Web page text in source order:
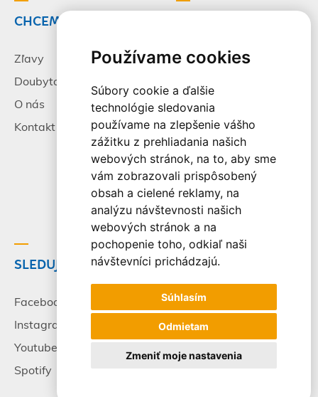
Používame cookies
Súbory cookie a ďalšie
technológie sledovania
používame na zlepšenie vášho
zážitku z prehliadania našich
webových stránok, na to, aby sme
vám zobrazovali prispôsobený
obsah a cielené reklamy, na
analýzu návštevnosti našich
webových stránok a na
pochopenie toho, odkiaľ naši
návštevníci prichádzajú.
Súhlasím
Odmietam
Zmeniť moje nastavenia
CHCEM CESTOVAŤ
Zľavy
Doubytovanie
O nás
Kontakt
Pracovné príležitosti
Všeobecné zmluvné
podmienky
Alternatívne riešenie
sporov
Spracovanie osobných
údajov
SLEDUJTE NÁS
Facebook
Instagram
Youtube
Spotify
Travel, s.r.o. Všetky práva
vyhradené.